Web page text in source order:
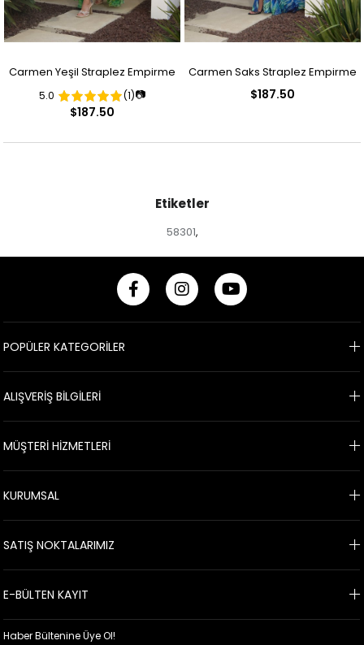
Carmen Yeşil Straplez Empirme
Desenli Abiye Elbise
5.0 (1)📷
$187.50
Carmen Saks Straplez Empirme
$187.50
Etiketler
58301,
POPÜLER KATEGORİLER
ALIŞVERİŞ BİLGİLERİ
MÜŞTERİ HİZMETLERİ
KURUMSAL
SATIŞ NOKTALARIMIZ
E-BÜLTEN KAYIT
Haber Bültenine Üye Ol!